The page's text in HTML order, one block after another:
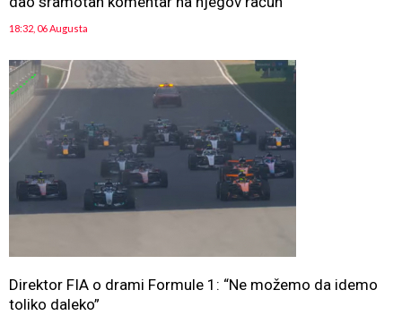
18:32, 06 Augusta
Direktor FIA o drami Formule 1: “Ne možemo da idemo
toliko daleko”